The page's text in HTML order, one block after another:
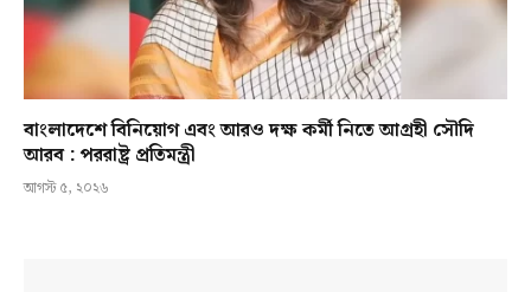
বাংলাদেশে বিনিয়োগ এবং আরও দক্ষ কর্মী নিতে আগ্রহী সৌদি
আরব : পররাষ্ট্র প্রতিমন্ত্রী
আগস্ট ৫, ২০২৬